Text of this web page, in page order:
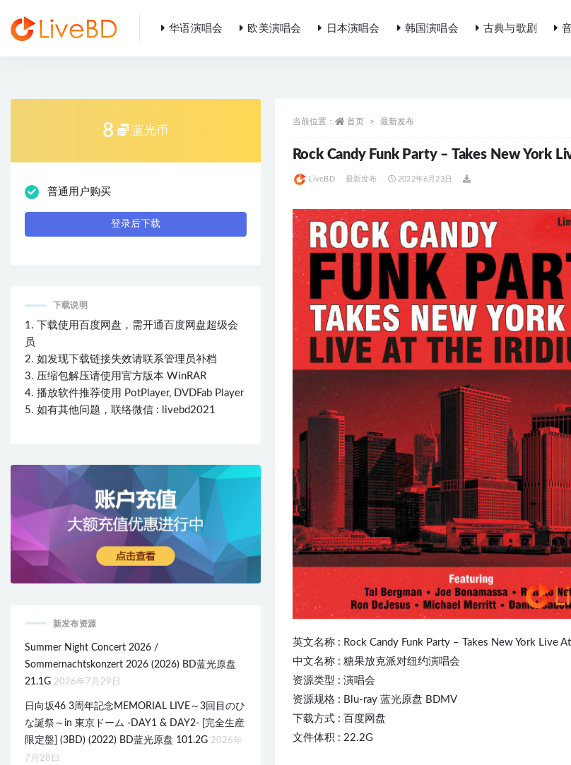
华语演唱会 欧美演唱会 日本演唱会 韩国演唱会 古典与歌剧
当前位置： 首页 最新发布
Rock Candy Funk Party – Takes New York
LiveBD 最新发布 2022年6月23日
英文名称 : Rock Candy Funk Party – Takes New York Live
中文名称 : 糖果放克派对纽约演唱会
资源类型 : 演唱会
资源规格 : Blu-ray 蓝光原盘 BDMV
下载方式 : 百度网盘
文件体积 : 22.2G
8 蓝光币
普通用户购买
登录后下载
下载说明
1. 下载使用百度网盘，需开通百度网盘超级会
员
2. 如发现下载链接失效请联系管理员补档
3. 压缩包解压请使用官方版本 WinRAR
4. 播放软件推荐使用 PotPlayer, DVDFab Player
5. 如有其他问题，联络微信 : livebd2021
新发布资源
Summer Night Concert 2026 /
Sommernachtskonzert 2026 (2026) BD蓝光原盘
21.1G 2026年7月29日
日向坂46 3周年記念MEMORIAL LIVE～3回目のひ
な誕祭～in 東京ドーム -DAY1 & DAY2- [完全生産
限定盤] (3BD) (2022) BD蓝光原盘 101.2G 2026年
7月28日